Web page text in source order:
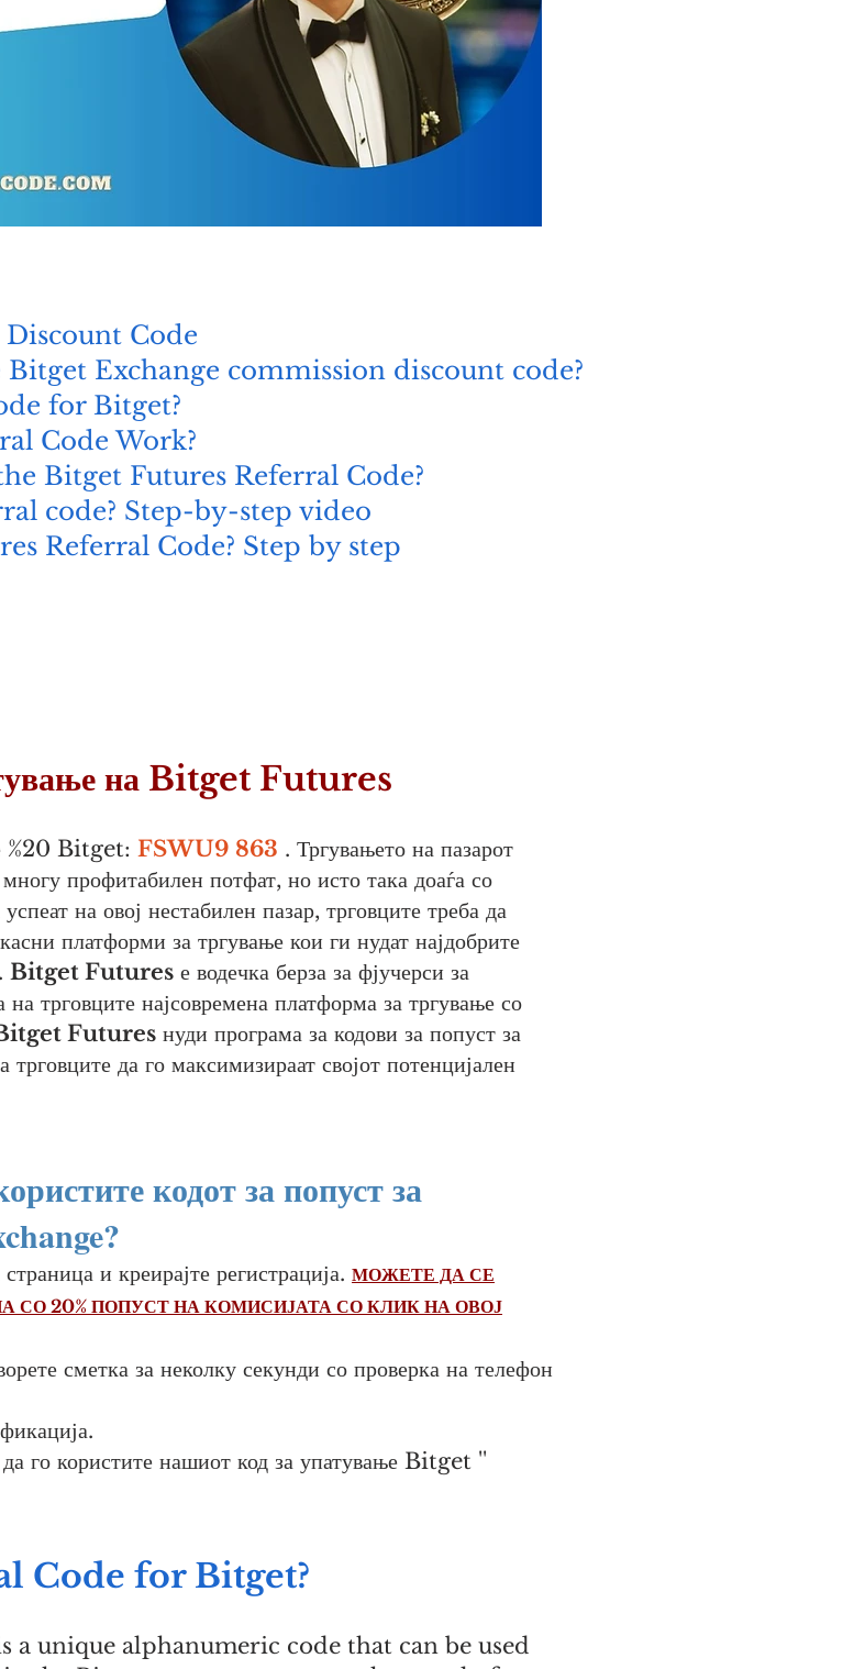
Code
Exchange commission discount code?
for Bitget?
Code Work?
Bitget Futures Referral Code?
code? Step-by-step video
Referral Code? Step by step
на Bitget Futures
%20 Bitget: FSWU9 863 . Тргувањето на пазарот
профитабилен потфат, но исто така доаѓа со
успеат на овој нестабилен пазар, трговците треба да
платформи за тргување кои ги нудат најдобрите
Bitget Futures е водечка берза за фјучерси за
на трговците најсовремена платформа за тргување со
Futures нуди програма за кодови за попуст за
да го максимизираат својот потенцијален
кодот за попуст за
и креирајте регистрација. МОЖЕТЕ ДА СЕ
СО 20% ПОПУСТ НА КОМИСИЈАТА СО КЛИК НА ОВОЈ
сметка за неколку секунди со проверка на телефон
го користите нашиот код за упатување Bitget ''
Code for Bitget?
a unique alphanumeric code that can be used